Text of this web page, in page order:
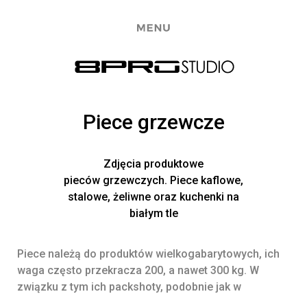
Piece grzewcze
Zdjęcia produktowe
pieców grzewczych. Piece kaflowe,
stalowe, żeliwne oraz kuchenki na
białym tle
Piece należą do produktów wielkogabarytowych, ich
waga często przekracza 200, a nawet 300 kg. W
związku z tym ich packshoty, podobnie jak w